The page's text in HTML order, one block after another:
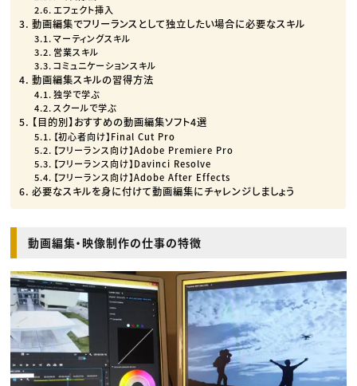
エフェクト挿入
動画編集でフリーランスとして独立したい場合に必要なスキル
マーティングスキル
営業スキル
コミュニケーションスキル
動画編集スキルの習得方法
独学で学ぶ
スクールで学ぶ
【目的別】おすすめの動画編集ソフト4選
【初心者向け】Final Cut Pro
【フリーランス向け】Adobe Premiere Pro
【フリーランス向け】Davinci Resolve
【フリーランス向け】Adobe After Effects
必要なスキルを身に付けて動画編集にチャレンジしましょう
動画編集・映像制作の仕事の特徴